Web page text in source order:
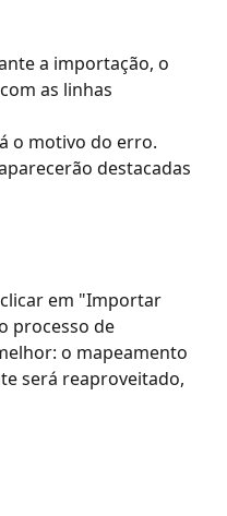
a importação, o
as linhas
o motivo do erro.
destacadas
em "Importar
processo de
o mapeamento
será reaproveitado,